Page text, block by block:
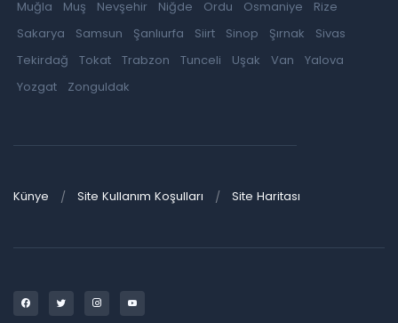
Muğla
Muş Nevşehir Niğde Ordu Osmaniye
Rize
Sakarya
Samsun Şanlıurfa Siirt Sinop Şırnak
Sivas
Tekirdağ
Tokat Trabzon Tunceli Uşak Van
Yalova
Yozgat
Zonguldak
Künye Site Kullanım Koşulları Site Haritası